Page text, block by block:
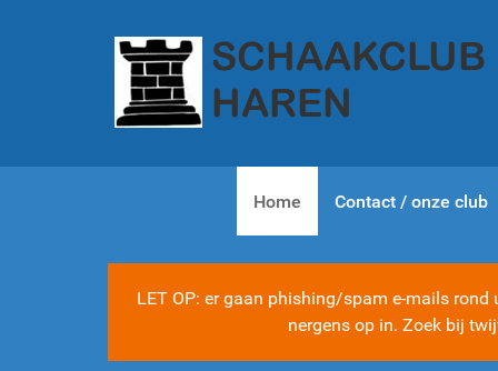
Home Contact / onze club
LET OP: er gaan phishing/spam e-mails
nergens op in. Zoek bij